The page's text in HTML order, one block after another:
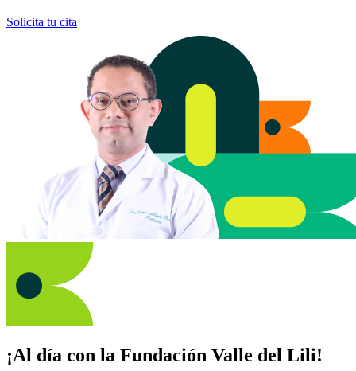
Solicita tu cita
¡Al día con la Fundación Valle del Lili!